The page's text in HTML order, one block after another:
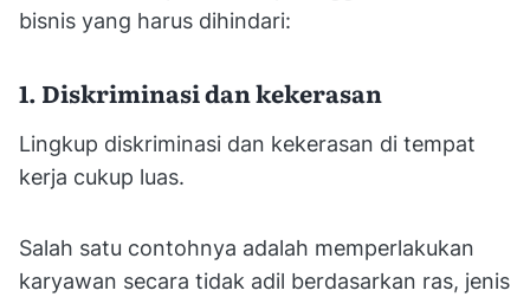
bisnis yang harus dihindari:
1. Diskriminasi dan kekerasan
Lingkup diskriminasi dan kekerasan di tempat
kerja cukup luas.
Salah satu contohnya adalah memperlakukan
karyawan secara tidak adil berdasarkan ras, jenis